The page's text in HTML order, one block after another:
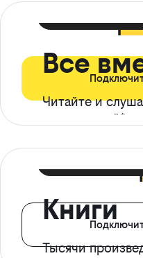
Все
Читайте и
ограничений*
Книги
Тысячи